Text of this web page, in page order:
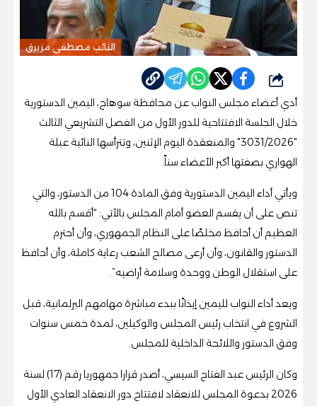
النائب مصطفى مزيرق
شارك
أدي أعضاء مجلس النواب عن محافظة سوهاج، اليمين الدستورية
خلال الجلسة الافتتاحية للدور الأول من الفصل التشريعي الثالث
"3031/2026" والمنعقدة اليوم الإثنين، وتترأسها النائبة عبلة
الهواري بصفتها أكبر الأعضاء سناً.
ويأتي أداء اليمين الدستورية وفق المادة 104 من الدستور، والتي
تنص على أن يقسم العضو أمام المجلس بالآتي: “أقسم بالله
العظيم أن أحافظ مخلصًا على النظام الجمهوري، وأن أحترم
الدستور والقانون، وأن أرعى مصالح الشعب رعاية كاملة، وأن أحافظ
على استقلال الوطن ووحدة وسلامة أراضيه”.
ويعد أداء النواب لليمين إيذانًا ببدء مباشرة مهامهم البرلمانية، قبل
الشروع في انتخاب رئيس المجلس والوكيلين، لمدة خمس سنوات
وفق الدستور واللائحة الداخلية للمجلس.
وكان الرئيس عبد الفتاح السيسي، أصدر قرارا جمهوريا رقم (17) لسنة
2026 بدعوة المجلس للانعقاد لافتتاح دور الانعقاد العادي الأول